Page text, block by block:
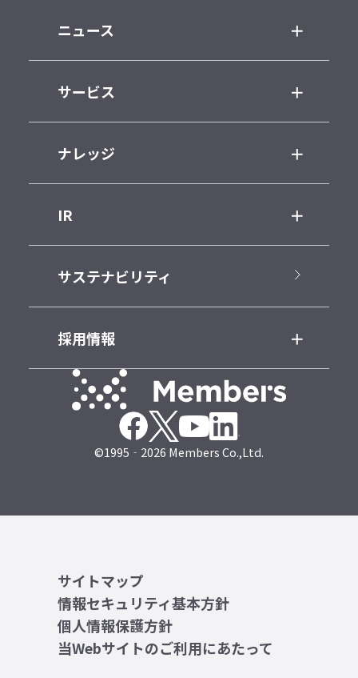
ニュース
サービス
ナレッジ
IR
サステナビリティ
採用情報
©1995‐2026 Members Co.,Ltd.
サイトマップ
情報セキュリティ基本方針
個人情報保護方針
当Webサイトのご利用にあたって